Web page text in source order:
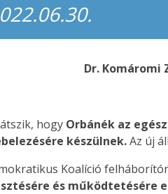
Dr. Komáromi
hogy Orbánék az
készülnek.Az új
Koalíció
és működtetésére